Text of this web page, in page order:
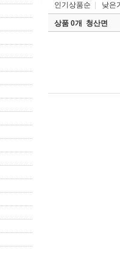
인기상품순 낮은
상품 0개 청산면